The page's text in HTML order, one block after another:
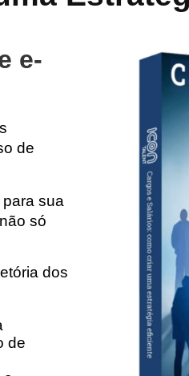
e-
de
sua
só
dos
de